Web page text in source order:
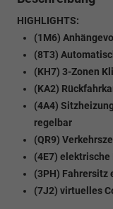
HIGHLIGHTS:
(1M6)
(8T3)
(KH7) 3-Zonen
(KA2)
(4A4)
regelbar
(QR9)
(4E7) elektrische
(3PH) Fahrersitz
(7J2) virtuelles